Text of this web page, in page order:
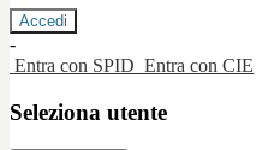
-
Entra con SPID Entra con CIE
Seleziona utente